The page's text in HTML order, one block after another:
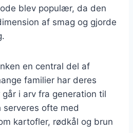
blev populær, da den
af smag og gjorde
en central del af
familier har deres
i arv fra generation til
serveres ofte med
kartofler, rødkål og brun